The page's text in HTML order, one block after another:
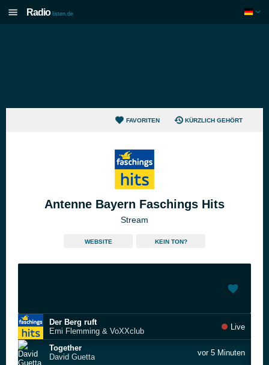
Radio listen.de
FAVORITEN KÜRZLICH GEHÖRT
Antenne Bayern Faschings Hits
Stream
WEBSITE KEIN TON?
Der Berg ruft
Emi Flemming & VoXXclub
Live
Together
David Guetta
vor 5 Minuten